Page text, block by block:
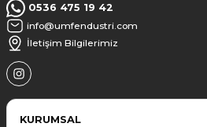
0536 475 19 42
info@umfendustri.com
İletişim Bilgilerimiz
KURUMSAL